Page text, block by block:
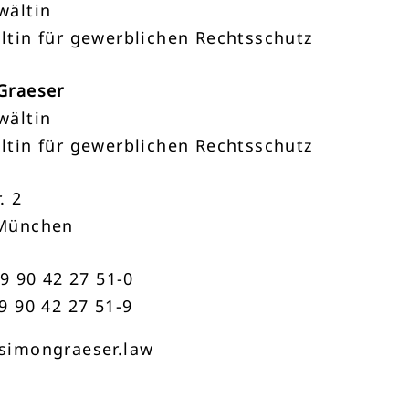
für gewerblichen Rechtsschutz
für gewerblichen Rechtsschutz
2
90 42 27 51-0
90 42 27 51-9